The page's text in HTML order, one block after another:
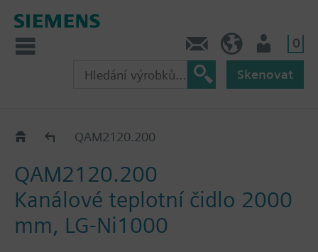
0
Skenovat
QAM21..QAM2120.200
QAM2120.200
Kanálové teplotní čidlo 2000
mm, LG-Ni1000